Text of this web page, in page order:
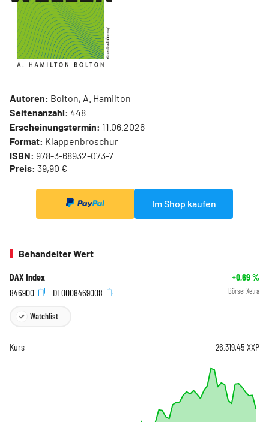
Autoren: Bolton, A. Hamilton
Seitenanzahl: 448
Erscheinungstermin: 11.06.2026
Format: Klappenbroschur
ISBN: 978-3-68932-073-7
Preis: 39,90 €
Im Shop kaufen
Behandelter Wert
DAX Index +0,69%
846900
DE0008469008 Börse: Xetra
Watchlist
Kurs 26.319,45 XXP